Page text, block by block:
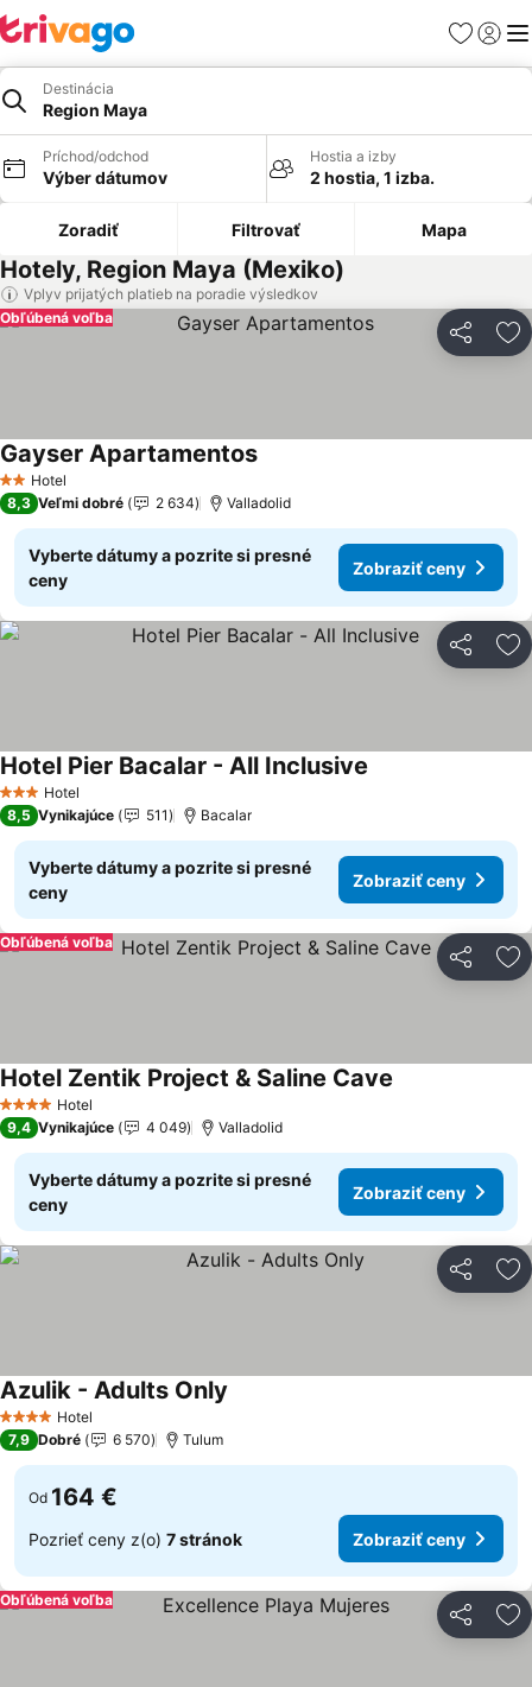
Obľúbené
Destinácia
Region Maya
Príchod/odchod
Výber dátumov
Hostia a izby
2 hostia, 1 izba.
Zoradiť Filtrovať Mapa
Hotely, Region Maya (Mexiko)
Vplyv prijatých platieb na poradie výsledkov
Zdieľať
Obľúbená voľba
2 Počet hviezdičiek
Hotel
Gayser ApartamentosZobraziť ceny
8,3 Veľmi dobré 2 634 Valladolid
Vyberte dátumy a pozrite si presné
ceny
Zobraziť ceny
Zdieľať
3 Počet hviezdičiek
Hotel
Hotel Pier Bacalar - All Inclusive
8,5 Vynikajúce 511 Bacalar
Vyberte dátumy a pozrite si presné
ceny
Zobraziť ceny
Zdieľať
Obľúbená voľba
4 Počet hviezdičiek
Hotel
Hotel Zentik Project & Saline Cave
9,4 Vynikajúce 4 049 Valladolid
Vyberte dátumy a pozrite si presné
ceny
Zobraziť ceny
Zdieľať
4 Počet hviezdičiek
Hotel
Azulik - Adults Only
7,9 Dobré 6 570 Tulum
Od 164 €
Pozrieť ceny z(o) 7 stránok Zobraziť ceny
Zdieľať
Obľúbená voľba